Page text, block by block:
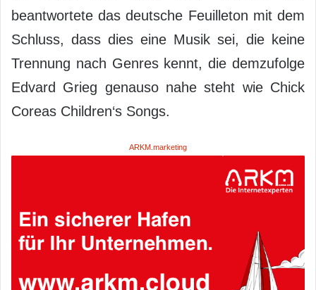
beantwortete das deutsche Feuilleton mit dem
Schluss, dass dies eine Musik sei, die keine
Trennung nach Genres kennt, die demzufolge
Edvard Grieg genauso nahe steht wie Chick
Coreas Children‘s Songs.
ARKM.marketing